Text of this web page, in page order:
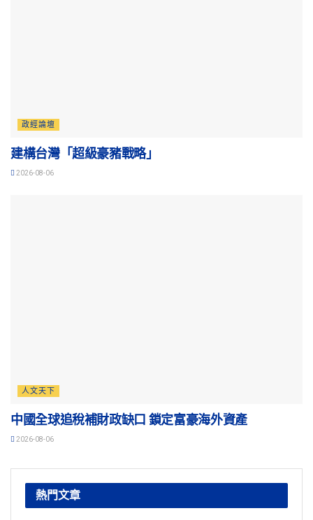
政經論壇
建構台灣「超級豪豬戰略」
2026-08-06
人文天下
中國全球追稅補財政缺口 鎖定富豪海外資產
2026-08-06
熱門文章